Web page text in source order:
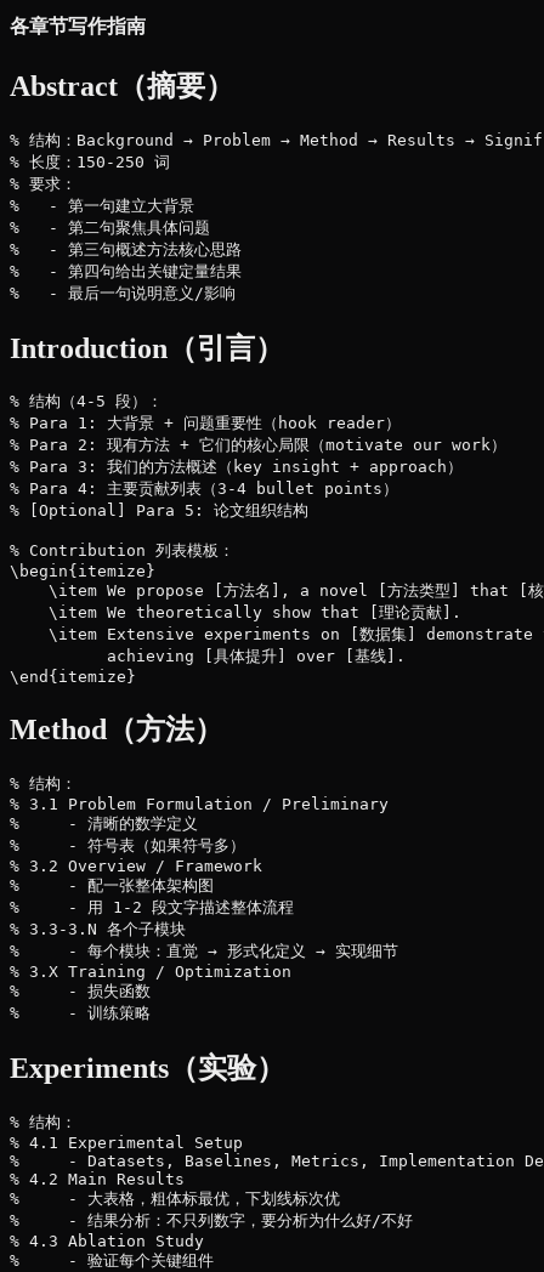
各章节写作指南
Abstract（摘要）
% 结构：Background → Problem → Method → Results →
% 长度：150-250 词
% 要求：
%   - 第一句建立大背景
%   - 第二句聚焦具体问题
%   - 第三句概述方法核心思路
%   - 第四句给出关键定量结果
Introduction（引言）
% 结构（4-5 段）：
% Para 1: 大背景 + 问题重要性（hook reader）
% Para 2: 现有方法 + 它们的核心局限（motivate our work）
% Para 3: 我们的方法概述（key insight + approach）
% Para 4: 主要贡献列表（3-4 bullet points）
% [Optional] Para 5: 论文组织结构
% Contribution 列表模板：
\begin{itemize}
\item We propose [方法名], a novel [方法类型] that [核
    \item We theoretically show that [理论贡献].
\item Extensive experiments on [数据集] demonstrate
          achieving [具体提升] over [基线].
Method（方法）
% 结构：
% 3.1 Problem Formulation / Preliminary
%     - 清晰的数学定义
%     - 符号表（如果符号多）
% 3.2 Overview / Framework
%     - 配一张整体架构图
%     - 用 1-2 段文字描述整体流程
% 3.3-3.N 各个子模块
%     - 每个模块：直觉 → 形式化定义 → 实现细节
% 3.X Training / Optimization
%     - 损失函数
Experiments（实验）
% 结构：
% 4.1 Experimental Setup
%     - Datasets, Baselines, Metrics, Implementation
% 4.2 Main Results
%     - 大表格，粗体标最优，下划线标次优
%     - 结果分析：不只列数字，要分析为什么好/不好
% 4.3 Ablation Study
%     - 验证每个关键组件